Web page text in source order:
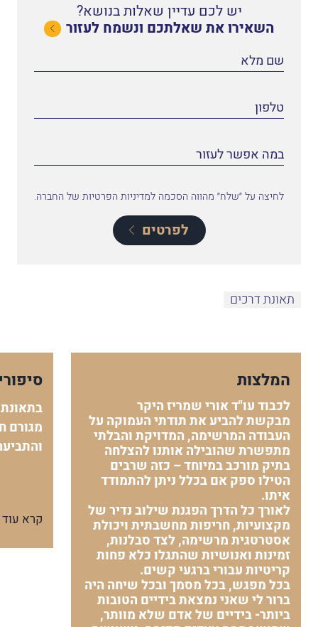
יש לכם עדיין שאלות בנושא?
השאירו את שאלתכם ונשמח לעזור
לחיצה על ״שלח״ מהווה הסכמה למדיניות הפרטיות של החברה.
לפרטים
תאונת דרכים
המלצות
לכבוד עו"ד אורי שמריז היקר
מבקשת להביע את תודתי העמוקה על
העבודה המרשימה, המדויקת והבלתי
מתפשרת שהובילה אותנו להצלחה
בתיק מורכב במיוחד – כזה שרבים
הטילו ספק אם בכלל ניתן להתמודד
איתו.
לאורך כל הדרך הפגנת שילוב נדיר של
מקצועיות, חריפות מחשבתית ויכולת
אסטרטגית מרשימה, לצד סבלנות,
זמינות ואנושיות שהתגלו כלא פחות
קריטיות עבורי ברגעי קשים.
בכל מפגש, בכל מסמך ובכל שיחה היה
ברור לי שאני נמצאת בידיים הטובות
ביותר- בידיים של אדם שלא מוותר,
מגורם
קרא עוד